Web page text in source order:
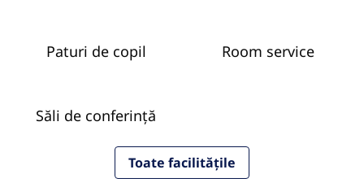
Paturi de copil Room service
Săli de conferință
Toate facilitățile